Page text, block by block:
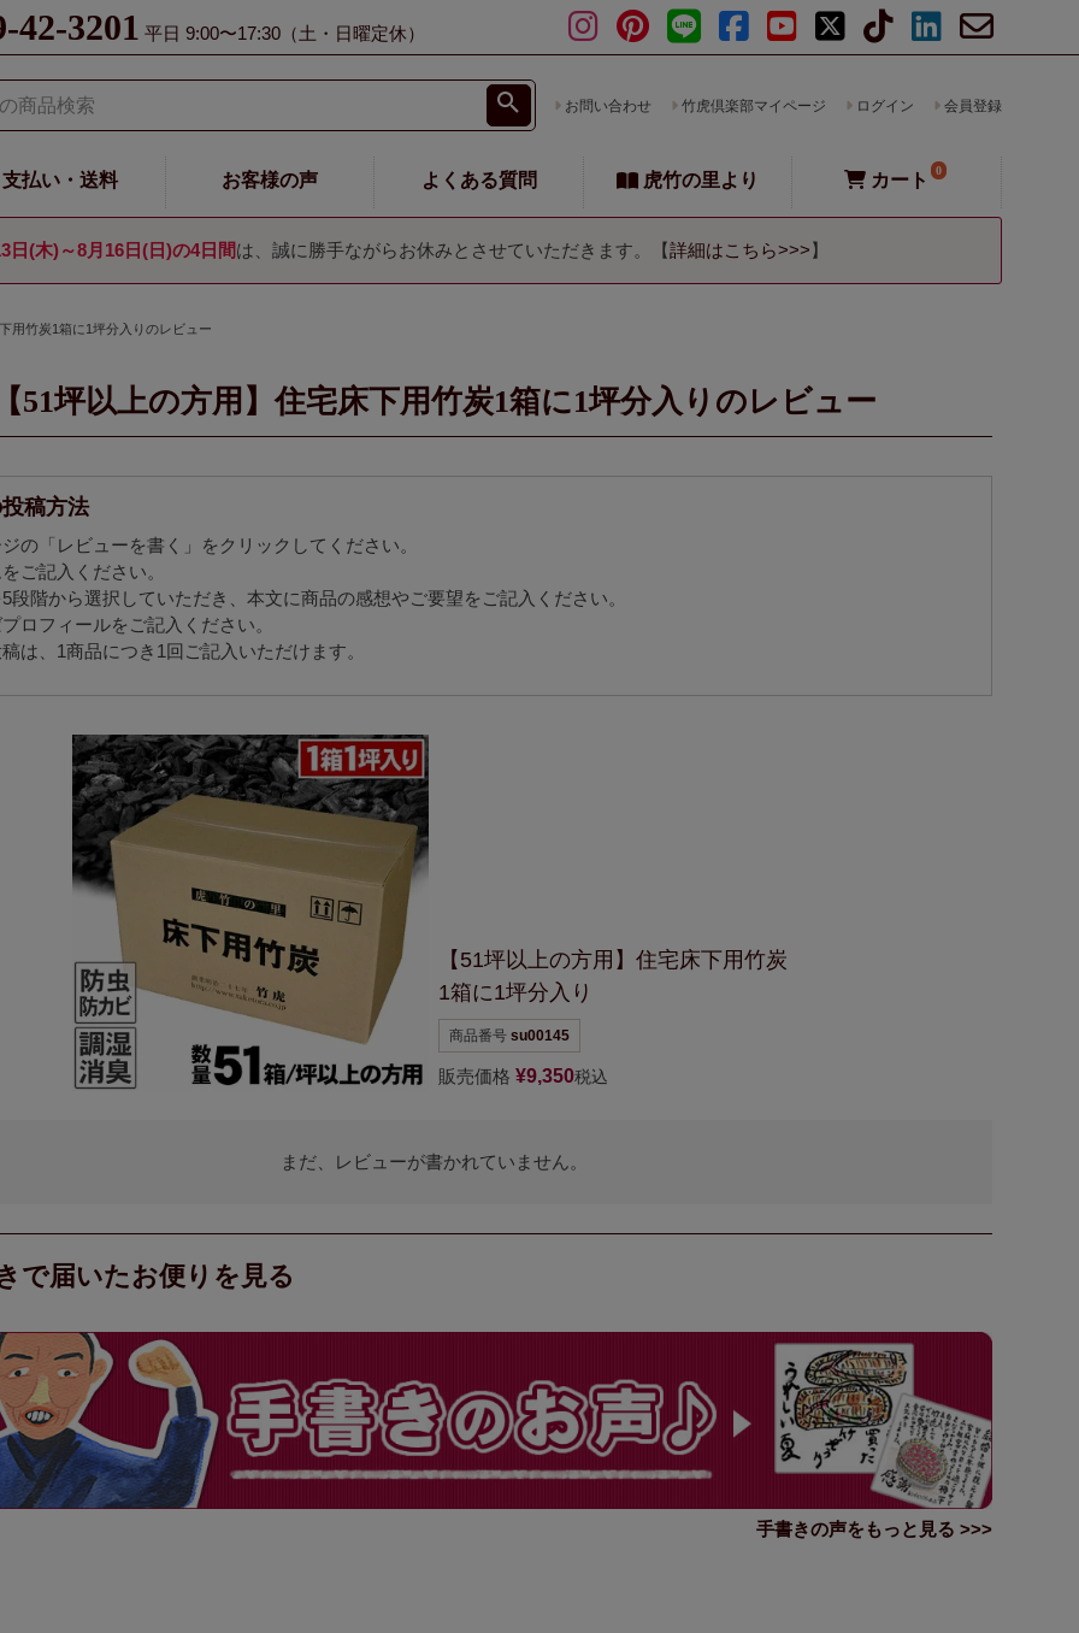
42-3201 平日 9:00〜17:30（土・日曜定休）
お問い合わせ 竹虎倶楽部マイページ ログイン 会員登録
支払い・送料 お客様の声 よくある質問 虎竹の里より カート 0
日(木)～8月16日(日)の4日間は、誠に勝手ながらお休みとさせていただきます。【詳細はこちら>>>】
用竹炭1箱に1坪分入りのレビュー
51坪以上の方用】住宅床下用竹炭1箱に1坪分入りのレビュー
稿方法
の「レビューを書く」をクリックしてください。
ご記入ください。
段階から選択していただき、本文に商品の感想やご要望をご記入ください。
ロフィールをご記入ください。
は、1商品につき1回ご記入いただけます。
【51坪以上の方用】 住宅床下用竹炭
1箱に1坪分入り
商品番号 su00145
販売価格 ¥9,350税込
まだ、レビューが書かれていません。
で届いたお便りを見る
手書きの声をもっと見る >>>